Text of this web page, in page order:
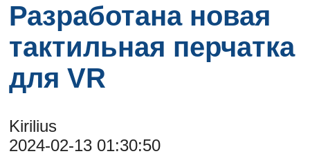
Разработана новая
тактильная перчатка
для VR
Kirilius
2024-02-13 01:30:50